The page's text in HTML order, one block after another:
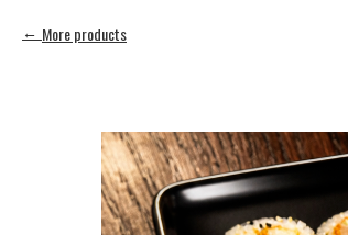
More products